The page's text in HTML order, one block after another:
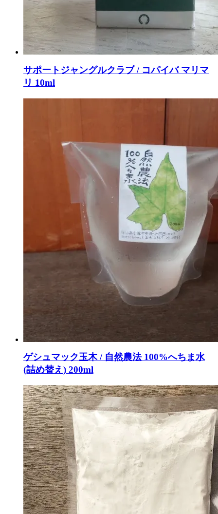
サポートジャングルクラブ / コパイバ マリマ
リ 10ml
ゲシュマック玉木 / 自然農法 100%へちま水
(詰め替え) 200ml